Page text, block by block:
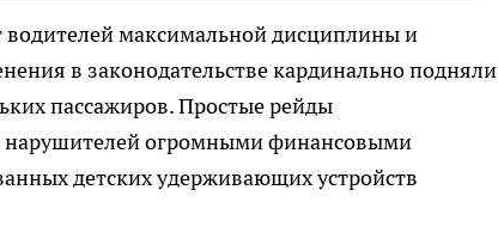
водителей максимальной дисциплины и
в законодательстве кардинально подняли
пассажиров. Простые рейды
нарушителей огромными финансовыми
детских удерживающих устройств